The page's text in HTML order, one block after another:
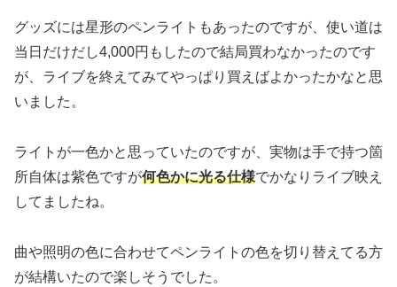
グッズには星形のペンライトもあったのですが、使い道は
当日だけだし4,000円もしたので結局買わなかったのです
が、ライブを終えてみてやっぱり買えばよかったかなと思
いました。
ライトが一色かと思っていたのですが、実物は手で持つ箇
所自体は紫色ですが何色かに光る仕様でかなりライブ映え
してましたね。
曲や照明の色に合わせてペンライトの色を切り替えてる方
が結構いたので楽しそうでした。